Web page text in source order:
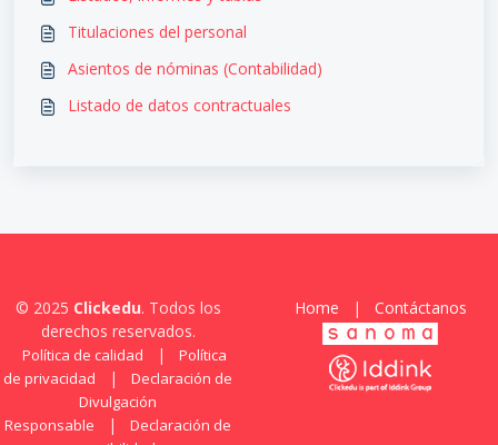
Titulaciones del personal
Asientos de nóminas (Contabilidad)
Listado de datos contractuales
© 2025 Clickedu. Todos los
derechos reservados.
Política de calidad |
Política
de privacidad
|
Declaración de
Divulgación
Responsable
|
Declaración de
Home | Contáctanos